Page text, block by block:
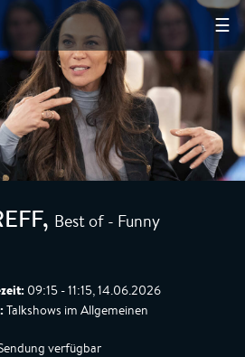
☰
, Best of - Funny
09:15 - 11:15, 14.06.2026
Talkshows im Allgemeinen
verfügbar